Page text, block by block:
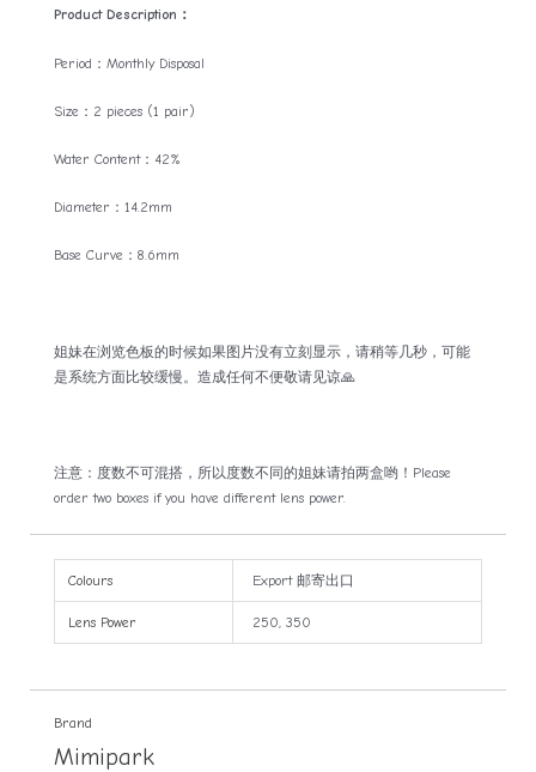
Product Description：
Period：Monthly Disposal
Size：2 pieces (1 pair)
Water Content：42%
Diameter：14.2mm
Base Curve：8.6mm
姐妹在浏览色板的时候如果图片没有立刻显示，请稍等几秒，可能
是系统方面比较缓慢。造成任何不便敬请见谅🙏
注意：度数不可混搭，所以度数不同的姐妹请拍两盒哟！Please
order two boxes if you have different lens power.
Colours Export 邮寄出口
Lens Power 250, 350
Brand
Mimipark